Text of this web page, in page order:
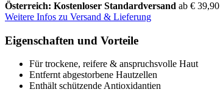
Österreich: Kostenloser Standardversand ab € 39,90
Weitere Infos zu Versand & Lieferung
Eigenschaften und Vorteile
Für trockene, reifere & anspruchsvolle Haut
Entfernt abgestorbene Hautzellen
Enthält schützende Antioxidantien